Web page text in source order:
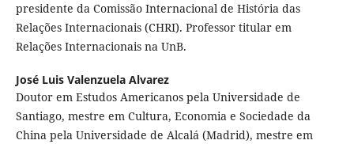
presidente da Comissão Internacional de História das
Relações Internacionais (CHRI). Professor titular em
Relações Internacionais na UnB.
José Luis Valenzuela Alvarez
Doutor em Estudos Americanos pela Universidade de
Santiago, mestre em Cultura, Economia e Sociedade da
China pela Universidade de Alcalá (Madrid), mestre em